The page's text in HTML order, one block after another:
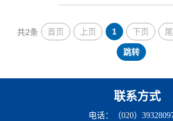
共2条 首页 上页 1 下页
跳转
联系方式
电话：（020）